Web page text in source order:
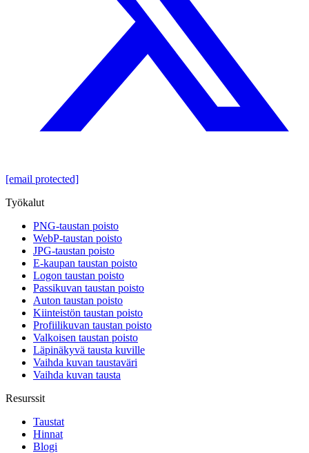
[email protected]
Työkalut
PNG-taustan poisto
WebP-taustan poisto
JPG-taustan poisto
E-kaupan taustan poisto
Logon taustan poisto
Passikuvan taustan poisto
Auton taustan poisto
Kiinteistön taustan poisto
Profiilikuvan taustan poisto
Valkoisen taustan poisto
Läpinäkyvä tausta kuville
Vaihda kuvan taustaväri
Vaihda kuvan tausta
Resurssit
Taustat
Hinnat
Blogi